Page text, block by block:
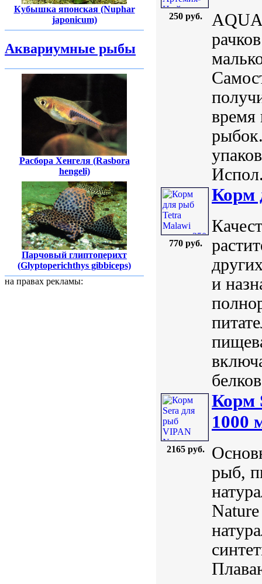
Кубышка японская (Nuphar
japonicum)
Аквариумные рыбы
Расбора Хенгеля (Rasbora
hengeli)
Парчовый глиптоперихт
(Glyptoperichthys gibbiceps)
на правах рекламы:
250 руб.
время
770 руб.
Корм
и
2165 руб.
Корм
1000
рыб,